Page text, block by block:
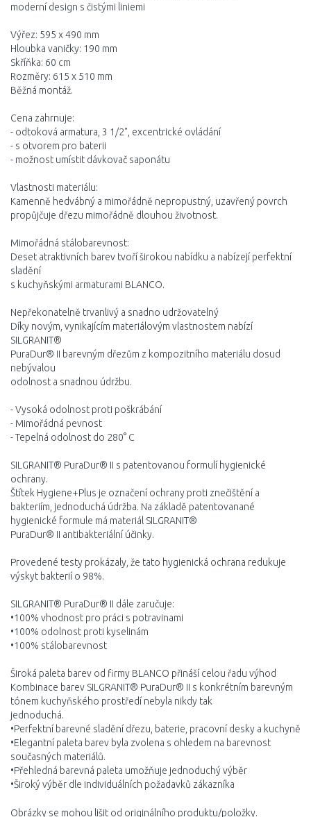
moderní design s čistými liniemi
Výřez: 595 x 490 mm
Hloubka vaničky: 190 mm
Skříňka: 60 cm
Rozměry: 615 x 510 mm
Běžná montáž.
Cena zahrnuje:
- odtoková armatura, 3 1/2", excentrické ovládání
- s otvorem pro baterii
- možnost umístit dávkovač saponátu
Vlastnosti materiálu:
Kamenně hedvábný a mimořádně nepropustný, uzavřený povrch
propůjčuje dřezu mimořádně dlouhou životnost.
Mimořádná stálobarevnost:
Deset atraktivních barev tvoří širokou nabídku a nabízejí perfektní
sladění
s kuchyňskými armaturami BLANCO.
Nepřekonatelně trvanlivý a snadno udržovatelný
Díky novým, vynikajícím materiálovým vlastnostem nabízí
SILGRANIT®
PuraDur® II barevným dřezům z kompozitního materiálu dosud
nebývalou
odolnost a snadnou údržbu.
- Vysoká odolnost proti poškrábání
- Mimořádná pevnost
- Tepelná odolnost do 280° C
SILGRANIT® PuraDur® II s patento­vanou formulí hygienické
ochrany.
Štítek Hygiene+Plus je označení ochrany proti znečištění a
bakteriím, jednoduchá údržba. Na základě patentovanané
hygienické formule má materiál SILGRANIT®
PuraDur® II antibakteriální účinky.
Provedené testy prokázaly, že tato hygienická ochrana redukuje
výskyt bakterií o 98%.
SILGRANIT® PuraDur® II dále zaručuje:
•100% vhodnost pro práci s potravi­nami
•100% odolnost proti kyselinám
•100% stálobarevnost
Široká paleta barev od firmy BLANCO přináší celou řadu výhod
Kombinace barev SILGRANIT® PuraDur® II s konkrétním barevným
tónem kuchyňského prostředí nebyla nikdy tak
jednoduchá.
•Perfektní barevné sladění dřezu, baterie, pracovní desky a kuchyně
•Elegantní paleta barev byla zvolena s ohledem na barevnost
současných materiálů.
•Přehledná barevná paleta umožňuje jednoduchý výběr
•Široký výběr dle individuálních požadavků zákazníka
Obrázky se mohou lišit od originálního produktu/položky.